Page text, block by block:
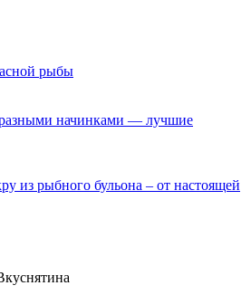
рыбы
начинками — лучшие
из рыбного бульона – от настоящей